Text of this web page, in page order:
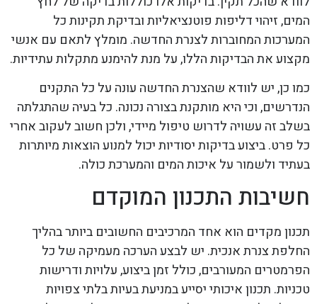
המים, זיהוי דליפות פוטנציאליות ובדיקת תקינות כל
המערכות המחוברות לצנרת החדשה. מומלץ לתאם עם אנשי
מקצוע את הבדיקות הללו, על מנת להימנע מתקלות עתידיות.
כמו כן, יש לוודא שהצנרת החדשה עונה על כל התקנים
הנדרשים, וכי היא מותקנת בצורה נכונה. כל בעיה שהתגלתה
בשלב זה עשויה לדרוש טיפול מיידי, ולכן חשוב לעקוב אחרי
כל פרט. ביצוע בדיקות יסודיות יכול למנוע הוצאות מיותרות
בעתיד ולשמור על איכות המים והמערכת כולה.
חשיבות התכנון המוקדם
תכנון מקדים הוא אחד המרכיבים החשובים ביותר בהליך
החלפת צנרת אנכית. יש לבצע הערכה מעמיקה של כל
הפרמטרים המעורבים, כולל זמן ביצוע, עלויות ודרישות
טכניות. תכנון איכותי יסייע במניעת בעיות בלתי צפויות